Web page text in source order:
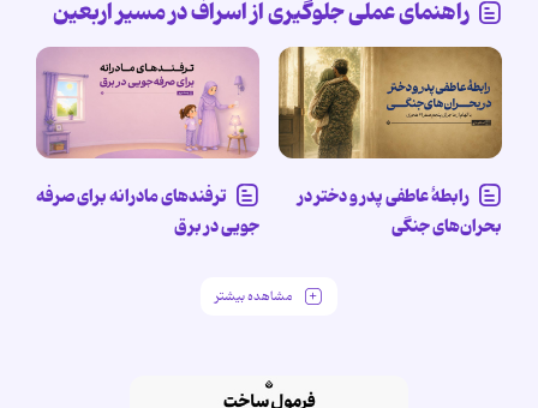
راهنمای عملی جلوگیری از اسراف در مسیر اربعین
رابطۀ عاطفی پدر و دختر در
بحران‌های جنگی
ترفندهای مادرانه برای صرفه
جویی در برق
مشاهده بیشتر